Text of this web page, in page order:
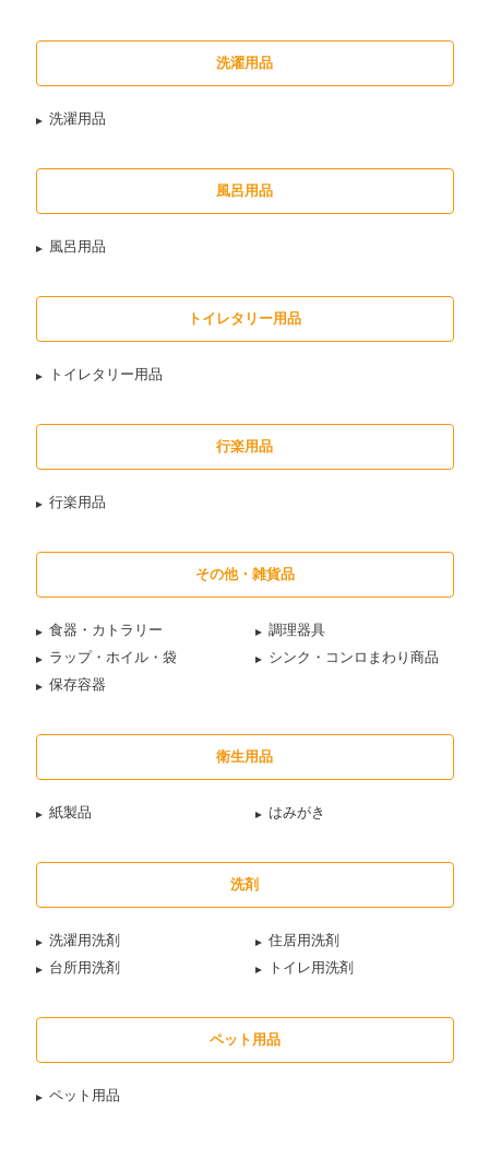
洗濯用品
洗濯用品
風呂用品
風呂用品
トイレタリー用品
トイレタリー用品
行楽用品
行楽用品
その他・雑貨品
食器・カトラリー
調理器具
ラップ・ホイル・袋
シンク・コンロまわり商品
保存容器
衛生用品
紙製品 はみがき
洗剤
洗濯用洗剤
住居用洗剤
台所用洗剤
トイレ用洗剤
ペット用品
ペット用品